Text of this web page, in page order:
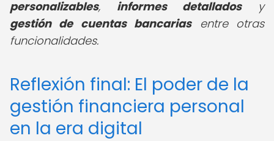
personalizables, informes detalladosy
gestión de cuentas bancariasentre otras
funcionalidades.
Reflexión final: El poder de la
gestión financiera personal
en la era digital